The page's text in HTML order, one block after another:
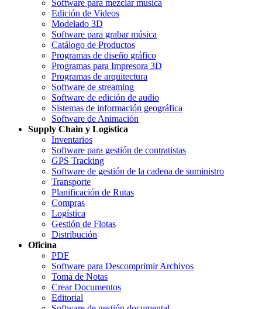
Software para mezclar musica
Edición de Videos
Modelado 3D
Software para grabar música
Catálogo de Productos
Programas de diseño gráfico
Programas para Impresora 3D
Programas de arquitectura
Software de streaming
Software de edición de audio
Sistemas de información geográfica
Software de Animación
Supply Chain y Logística
Inventarios
Software para gestión de contratistas
GPS Tracking
Software de gestión de la cadena de suministro
Transporte
Planificación de Rutas
Compras
Logística
Gestión de Flotas
Distribución
Oficina
PDF
Software para Descomprimir Archivos
Toma de Notas
Crear Documentos
Editorial